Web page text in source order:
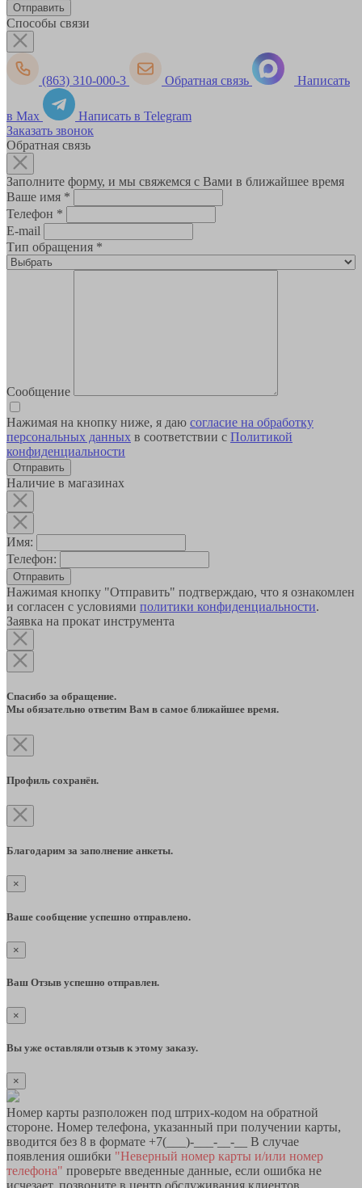
Способы связи
(863) 310-000-3 Обратная связь Написать
в Max
Написать в Telegram
Заказать звонок
Обратная связь
Заполните форму, и мы свяжемся с Вами в ближайшее время
Ваше имя *
Телефон *
E-mail
Тип обращения *
Сообщение
Нажимая на кнопку ниже, я даю согласие на обработку
персональных данных в соответствии с Политикой
конфиденциальности
Наличие в магазинах
Имя:
Телефон:
Отправить
Нажимая кнопку "Отправить" подтверждаю, что я ознакомлен
и согласен с условиями политики конфиденциальности.
Заявка на прокат инструмента
Спасибо за обращение.
Мы обязательно ответим Вам в самое ближайшее время.
Профиль сохранён.
Благодарим за заполнение анкеты.
×
Ваше сообщение успешно отправлено.
×
Ваш Отзыв успешно отправлен.
×
Вы уже оставляли отзыв к этому заказу.
×
Номер карты разположен под штрих-кодом на обратной
стороне. Номер телефона, указанный при получении карты,
вводится без 8 в формате +7(___)-___-__-__ В случае
появления ошибки "Неверный номер карты и/или номер
телефона" проверьте введенные данные, если ошибка не